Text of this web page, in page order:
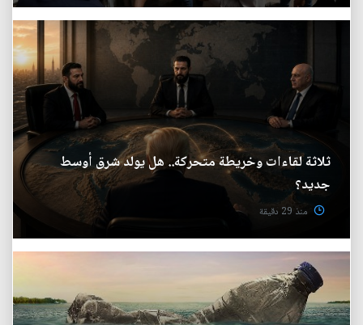
ثلاثة لقاءات وخريطة متحركة.. هل يولد شرق أوسط
جديد؟
منذ 29 دقيقة